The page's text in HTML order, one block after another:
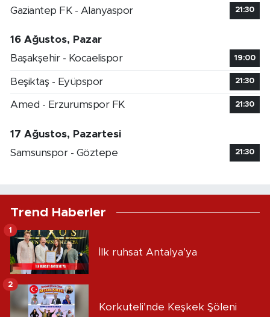
Gaziantep FK - Alanyaspor 21:30
16 Ağustos, Pazar
Başakşehir - Kocaelispor
19:00
Beşiktaş - Eyüpspor 21:30
Amed - Erzurumspor FK 21:30
17 Ağustos, Pazartesi
Samsunspor - Göztepe
21:30
Trend Haberler
İlk ruhsat Antalya’ya
1
Korkuteli’nde Keşkek Şöleni
2